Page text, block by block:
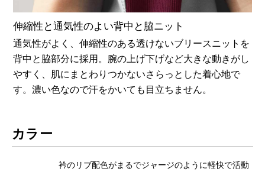
伸縮性と通気性のよい背中と脇ニット
通気性がよく、伸縮性のある透けないブリースニットを
背中と脇部分に採用。腕の上げ下げなど大きな動きがし
やすく、肌にまとわりつかないさらっとした着心地で
す。濃い色なので汗をかいても目立ちません。
カラー
衿のリブ配色がまるでジャージのように軽快で活動